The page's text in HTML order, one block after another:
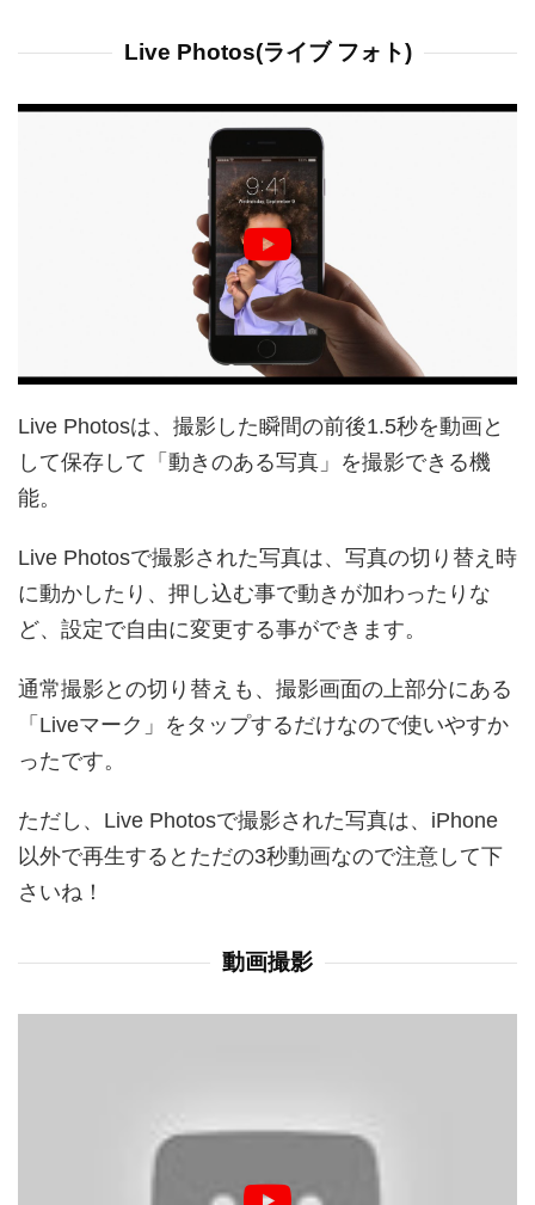
Live Photos(ライブ フォト)
Live Photosは、撮影した瞬間の前後1.5秒を動画と
して保存して「動きのある写真」を撮影できる機
能。
Live Photosで撮影された写真は、写真の切り替え時
に動かしたり、押し込む事で動きが加わったりな
ど、設定で自由に変更する事ができます。
通常撮影との切り替えも、撮影画面の上部分にある
「Liveマーク」をタップするだけなので使いやすか
ったです。
ただし、Live Photosで撮影された写真は、iPhone
以外で再生するとただの3秒動画なので注意して下
さいね！
動画撮影